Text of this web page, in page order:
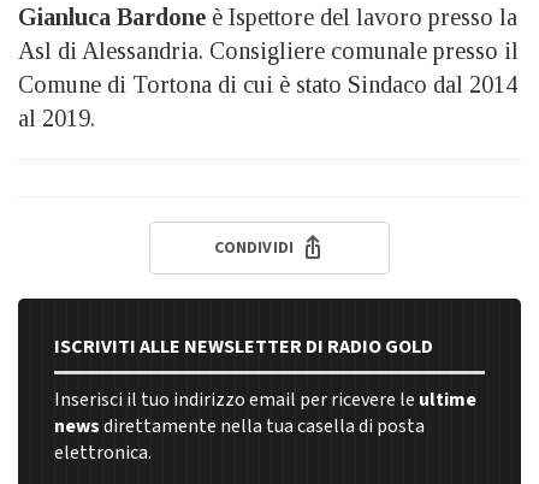
Gianluca Bardone è Ispettore del lavoro presso la
Asl di Alessandria. Consigliere comunale presso il
Comune di Tortona di cui è stato Sindaco dal 2014
al 2019.
CONDIVIDI
ISCRIVITI ALLE NEWSLETTER DI RADIO GOLD
Inserisci il tuo indirizzo email per ricevere le ultime
newsdirettamente nella tua casella di posta
elettronica.